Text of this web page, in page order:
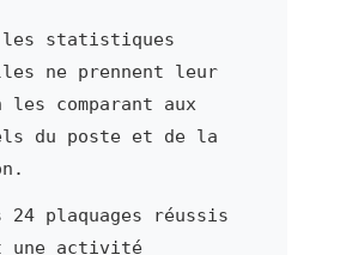
statistiques
ne prennent leur
les comparant aux
du poste et de la
plaquages réussis
activité